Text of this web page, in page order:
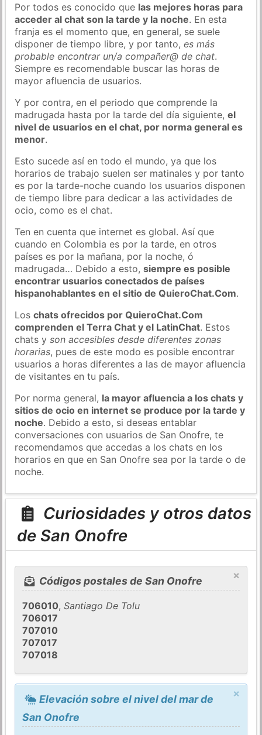
Por todos es conocido que las mejores horas para
acceder al chat son la tarde y la noche. En esta
franja es el momento que, en general, se suele
disponer de tiempo libre, y por tanto,es más
probable encontrar un/a compañer@ de chat.
Siempre es recomendable buscar las horas de
mayor afluencia de usuarios.
Y por contra, en el periodo que comprende la
madrugada hasta por la tarde del día siguiente,el
nivel de usuarios en el chat, por norma general es
menor.
Esto sucede así en todo el mundo, ya que los
horarios de trabajo suelen ser matinales y por tanto
es por la tarde-noche cuando los usuarios disponen
de tiempo libre para dedicar a las actividades de
ocio, como es el chat.
Ten en cuenta que internet es global. Así que
cuando en Colombia es por la tarde, en otros
países es por la mañana, por la noche, ó
madrugada… Debido a esto,siempre es posible
encontrar usuarios conectados de países
hispanohablantes en el sitio de QuieroChat.Com.
Loschats ofrecidos por QuieroChat.Com
comprenden el Terra Chat y el LatinChat. Estos
chats yson accesibles desde diferentes zonas
horarias, pues de este modo es posible encontrar
usuarios a horas diferentes a las de mayor afluencia
de visitantes en tu país.
Por norma general, la mayor afluencia a los chats y
sitios de ocio en internet se produce por la tarde y
noche. Debido a esto, si deseas entablar
conversaciones con usuarios de San Onofre, te
recomendamos que accedas a los chats en los
horarios en que en San Onofre sea por la tarde o de
noche.
Curiosidades y otros datos
de San Onofre
×
Códigos postales de San Onofre
706010,Santiago De Tolu
706017
707010
707017
707018
×
Elevación sobre el nivel del mar de
San Onofre